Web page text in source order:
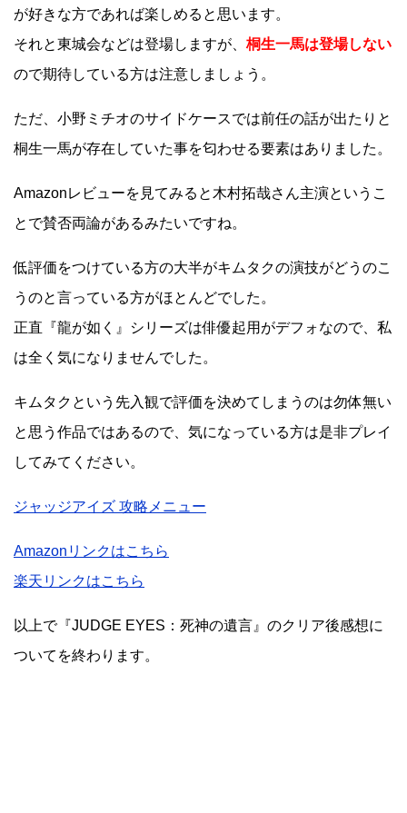
が好きな方であれば楽しめると思います。
それと東城会などは登場しますが、 桐生一馬は登場しない
ので期待している方は注意しましょう。
ただ、小野ミチオのサイドケースでは前任の話が出たりと
桐生一馬が存在していた事を匂わせる要素はありました。
Amazonレビューを見てみると木村拓哉さん主演というこ
とで賛否両論があるみたいですね。
低評価をつけている方の大半がキムタクの演技がどうのこ
うのと言っている方がほとんどでした。
正直『龍が如く』シリーズは俳優起用がデフォなので、私
は全く気になりませんでした。
キムタクという先入観で評価を決めてしまうのは勿体無い
と思う作品ではあるので、気になっている方は是非プレイ
してみてください。
ジャッジアイズ 攻略メニュー
Amazonリンクはこちら
楽天リンクはこちら
以上で『JUDGE EYES：死神の遺言』のクリア後感想に
ついてを終わります。